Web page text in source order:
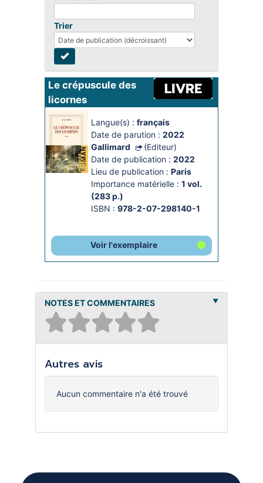
Trier
Le crépuscule des
licornes
Langue(s) : français
Date de parution : 2022
Gallimard
(Editeur)
Date de publication : 2022
Lieu de publication : Paris
Importance matérielle : 1 vol.
(283 p.)
ISBN : 978-2-07-298140-1
Voir l'exemplaire
NOTES ET COMMENTAIRES
Autres avis
Aucun commentaire n'a été trouvé